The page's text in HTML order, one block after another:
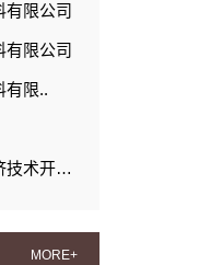
有限公司
有限公司
有限..
详细地址：河南省许昌市经济技术开发区瑞昌路与延安路交叉口向西200米路北008号许昌泷阳实业有限公司院内南侧厂房西部1栋101室
MORE+